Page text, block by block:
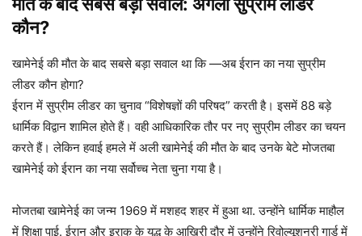
कौन?
खामेनेई की मौत के बाद सबसे बड़ा सवाल था कि —अब ईरान का नया सुप्रीम
लीडर कौन होगा?
ईरान में सुप्रीम लीडर का चुनाव “विशेषज्ञों की परिषद” करती है। इसमें 88 बड़े
धार्मिक विद्वान शामिल होते हैं। वही आधिकारिक तौर पर नए सुप्रीम लीडर का चयन
करते हैं। लेकिन हवाई हमले में अली खामेनेई की मौत के बाद उनके बेटे मोजतबा
खामेनेई को ईरान का नया सर्वोच्च नेता चुना गया है।
मोजतबा खामेनेई का जन्म 1969 में मशहद शहर में हुआ था. उन्होंने धार्मिक माहौल
में शिक्षा पाई. ईरान और इराक के युद्ध के आखिरी दौर में उन्होंने रिवोल्यूशनरी गार्ड में